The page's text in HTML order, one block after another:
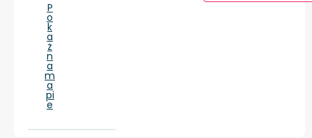
P
o
k
a
ż
n
a
m
a
pi
e